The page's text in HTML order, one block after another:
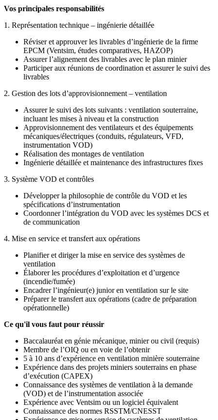
Vos principales responsabilités
1. Représentation technique – ingénierie détaillée
Réviser et approuver les livrables d’ingénierie de la firme
EPCM (Ventsim, études comparatives, HAZOP)
Assurer l’alignement des livrables avec le plan minier
Participer aux réunions de coordination et assurer le suivi des
livrables
2. Gestion des lots d’approvisionnement – ventilation
Assurer le suivi des lots suivants : ventilation souterraine,
incluant les mises à niveau et la construction
Approvisionnement des ventilateurs et des équipements
mécaniques/électriques (conduits, régulateurs, VFD,
instrumentation VOD)
Réalisation des montages de ventilation
Ingénierie détaillée et maintenance des infrastructures fixes
3. Système VOD et contrôles
Développer la philosophie de contrôle du VOD et les
spécifications d’instrumentation
Coordonner l’intégration du VOD avec les systèmes DCS et
de communication
4. Mise en service et transfert aux opérations
Planifier et diriger la mise en service des systèmes de
ventilation
Élaborer les procédures d’exploitation et d’urgence
(incendie/fumée)
Encadrer l’ingénieur(e) junior en ventilation sur le site
Préparer le transfert aux opérations (cadre de préparation
opérationnelle)
Ce qu'il vous faut pour réussir
Baccalauréat en génie mécanique, minier ou civil (requis)
Membre de l’OIQ ou en voie de l’obtenir
5 à 10 ans d’expérience en ventilation minière souterraine
Expérience dans des projets miniers souterrains en phase
d’exécution (CAPEX)
Connaissance des systèmes de ventilation à la demande
(VOD) et de l’instrumentation associée
Expérience avec Ventsim ou un logiciel équivalent
Connaissance des normes RSSTM/CNESST